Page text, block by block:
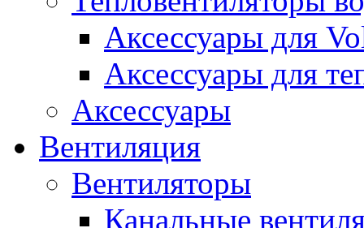
Аксессуары для
Аксессуары для
Аксессуары
Вентиляция
Вентиляторы
Канальные